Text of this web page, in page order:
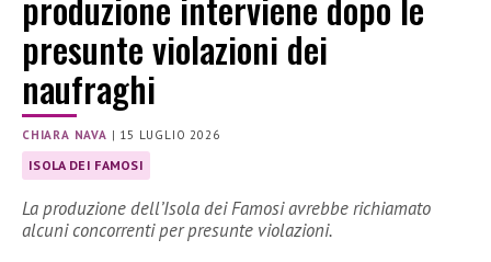
presunte violazioni dei
naufraghi
CHIARA NAVA | 15 LUGLIO 2026
ISOLA DEI FAMOSI
La produzione dell’Isola dei Famosi avrebbe richiamato
alcuni concorrenti per presunte violazioni.